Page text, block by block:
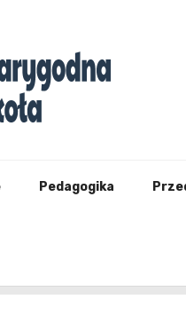
Pedagogika